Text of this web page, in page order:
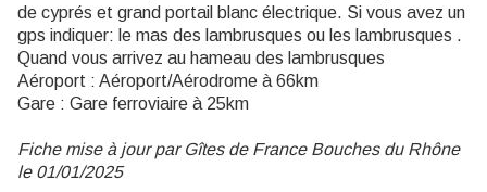
de cyprés et grand portail blanc électrique. Si vous avez un
gps indiquer: le mas des lambrusques ou les lambrusques .
Quand vous arrivez au hameau des lambrusques
Aéroport : Aéroport/Aérodrome à 66km
Gare : Gare ferroviaire à 25km
Fiche mise à jour par Gîtes de France Bouches du Rhône
le 01/01/2025